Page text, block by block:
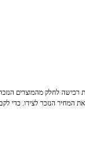
לחלק מהמוצרים
המחיר הנזכר לצידו. כדי